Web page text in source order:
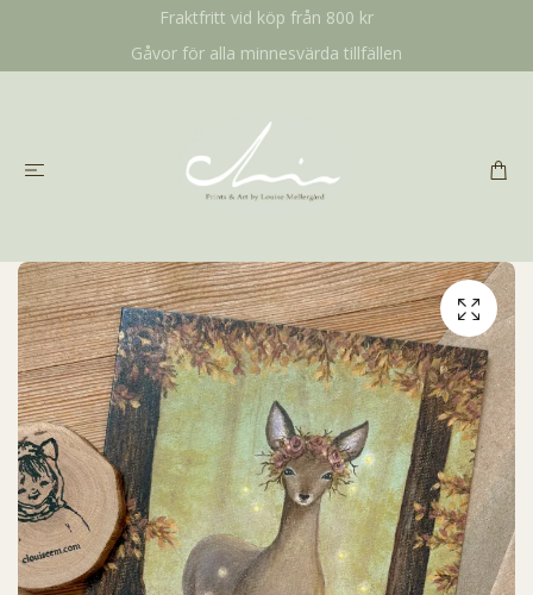
Fraktfritt vid köp från 800 kr
Gåvor för alla minnesvärda tillfällen